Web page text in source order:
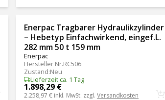
Enerpac Tragbarer Hydraulikzylinder
– Hebetyp Einfachwirkend, eingef.L.
282 mm 50 t 159 mm
Enerpac
Hersteller Nr.RC506
Zustand:Neu
Lieferzeit ca. 1 Tag
1.898,29 €
2.258,97 € inkl. MwSt. zzgl. Versandkosten